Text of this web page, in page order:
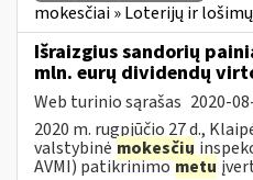
mokesčiai » Loterijų ir
Išraizgius sandorių
mln. eurų dividendų
Web turinio sąrašas 2020-
2020 m. rugpjūčio 27 d.,
valstybinė mokesčių
AVMI) patikrinimometu